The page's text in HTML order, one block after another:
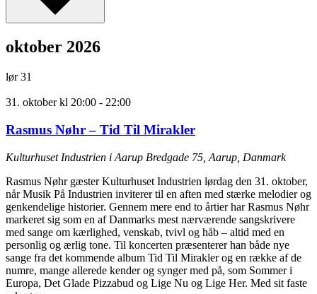
oktober 2026
lør31
31. oktober kl 20:00 - 22:00
Rasmus Nøhr – Tid Til Mirakler
Kulturhuset Industrien i Aarup Bredgade 75, Aarup, Danmark
Rasmus Nøhr gæster Kulturhuset Industrien lørdag den 31. oktober,
når Musik På Industrien inviterer til en aften med stærke melodier og
genkendelige historier. Gennem mere end to årtier har Rasmus Nøhr
markeret sig som en af Danmarks mest nærværende sangskrivere
med sange om kærlighed, venskab, tvivl og håb – altid med en
personlig og ærlig tone. Til koncerten præsenterer han både nye
sange fra det kommende album Tid Til Mirakler og en række af de
numre, mange allerede kender og synger med på, som Sommer i
Europa, Det Glade Pizzabud og Lige Nu og Lige Her. Med sit faste